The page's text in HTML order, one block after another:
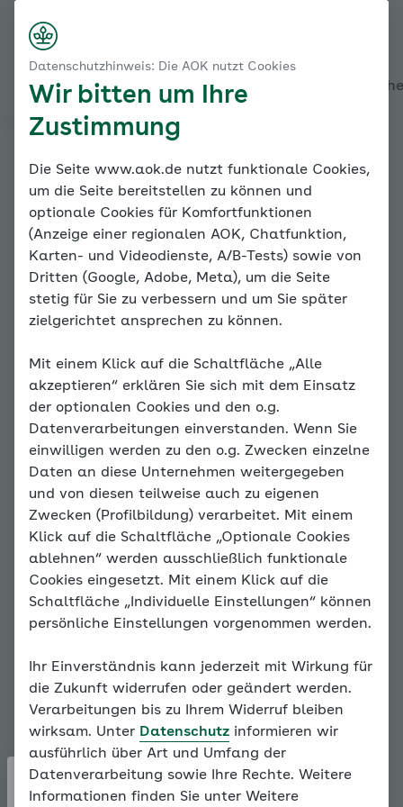
Alles über den Coach Mein Coach
Praktische Durchführung – Leistungsangst
Vor der Übung
Familiencoach
Kinderängste
Dr. Julia Adam
Vielleicht befürchten Sie, dass die
Kind danach noch mehr Angst haben
könnte? Das geht vielen Eltern auch so.
Nur Mut, Ihr Kind kann seine Angst
bewältigen!
Die Kinder- und
Jugendlichenpsychotherapeutin kann die
Sorgen von Eltern und Kindern bezüglich
Datenschutzhinweis: Die AOK nutzt Cookies
Wir bitten um Ihre
Zustimmung
Die Seite www.aok.de nutzt funktionale Cookies,
um die Seite bereitstellen zu können und
optionale Cookies für Komfortfunktionen
(Anzeige einer regionalen AOK, Chatfunktion,
Karten- und Videodienste, A/B-Tests) sowie von
Dritten (Google, Adobe, Meta), um die Seite
stetig für Sie zu verbessern und um Sie später
zielgerichtet ansprechen zu können.
Mit einem Klick auf die Schaltfläche „Alle
akzeptieren“ erklären Sie sich mit dem Einsatz
der optionalen Cookies und den o.g.
Datenverarbeitungen einverstanden. Wenn Sie
einwilligen werden zu den o.g. Zwecken einzelne
Daten an diese Unternehmen weitergegeben
und von diesen teilweise auch zu eigenen
Zwecken (Profilbildung) verarbeitet. Mit einem
Klick auf die Schaltfläche „Optionale Cookies
ablehnen“ werden ausschließlich funktionale
Cookies eingesetzt. Mit einem Klick auf die
Schaltfläche „Individuelle Einstellungen“ können
persönliche Einstellungen vorgenommen werden.
Ihr Einverständnis kann jederzeit mit Wirkung für
die Zukunft widerrufen oder geändert werden.
Verarbeitungen bis zu Ihrem Widerruf bleiben
wirksam. Unter Datenschutz informieren wir
ausführlich über Art und Umfang der
Datenverarbeitung sowie Ihre Rechte. Weitere
Informationen finden Sie unter Weitere